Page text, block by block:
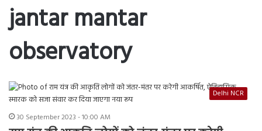
jantar mantar
observatory
Delhi NCR
30 September 2023 - 10:00 AM